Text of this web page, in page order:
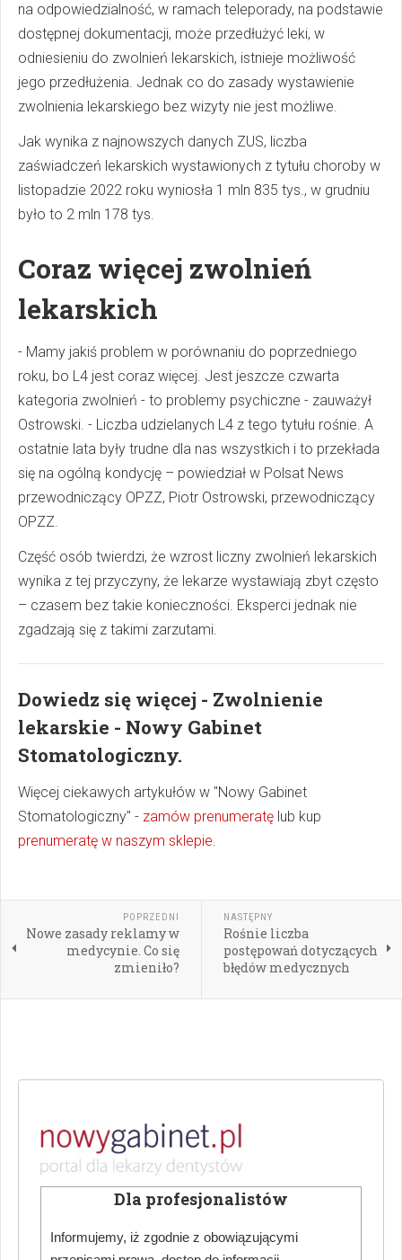
na odpowiedzialność, w ramach teleporady, na podstawie
dostępnej dokumentacji, może przedłużyć leki, w
odniesieniu do zwolnień lekarskich, istnieje możliwość
jego przedłużenia. Jednak co do zasady wystawienie
zwolnienia lekarskiego bez wizyty nie jest możliwe.
Jak wynika z najnowszych danych ZUS, liczba
zaświadczeń lekarskich wystawionych z tytułu choroby w
listopadzie 2022 roku wyniosła 1 mln 835 tys., w grudniu
było to 2 mln 178 tys.
Coraz więcej zwolnień
lekarskich
- Mamy jakiś problem w porównaniu do poprzedniego
roku, bo L4 jest coraz więcej. Jest jeszcze czwarta
kategoria zwolnień - to problemy psychiczne - zauważył
Ostrowski. - Liczba udzielanych L4 z tego tytułu rośnie. A
ostatnie lata były trudne dla nas wszystkich i to przekłada
się na ogólną kondycję – powiedział w Polsat News
przewodniczący OPZZ, Piotr Ostrowski, przewodniczący
OPZZ.
Część osób twierdzi, że wzrost liczny zwolnień lekarskich
wynika z tej przyczyny, że lekarze wystawiają zbyt często
– czasem bez takie konieczności. Eksperci jednak nie
zgadzają się z takimi zarzutami.
Dowiedz się więcej - Zwolnienie
lekarskie - Nowy Gabinet
Stomatologiczny.
Więcej ciekawych artykułów w "Nowy Gabinet
Stomatologiczny" - zamów prenumeratę lub kup
prenumeratę w naszym sklepie.
POPRZEDNI
Nowe zasady reklamy w
medycynie. Co się
zmieniło?
NASTĘPNY
Rośnie liczba
postępowań dotyczących
błędów medycznych
Dla profesjonalistów
Informujemy, iż zgodnie z obowiązującymi